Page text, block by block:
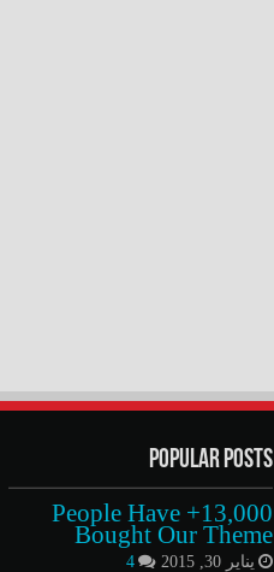
Popular Posts
13,000+ People Have
Bought Our Theme
يناير 30, 2015 4